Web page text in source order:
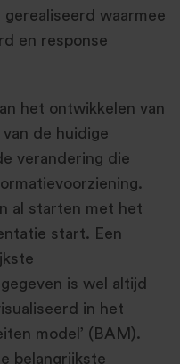
waarmee
en response
het ontwikkelen van
de huidige
verandering die
al starten met het
start. Een
is wel altijd
in het
model’ (BAM).
belangrijkste